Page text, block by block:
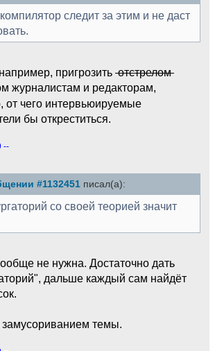
следит за этим и не даст
пригрозить отстрелом
журналистам и редакторам,
от чего интервьюируемые
бы откреститься.
--
#1132451 писал(а):
со своей теорией значит
не нужна. Достаточно дать
дальше каждый сам найдёт
темы.